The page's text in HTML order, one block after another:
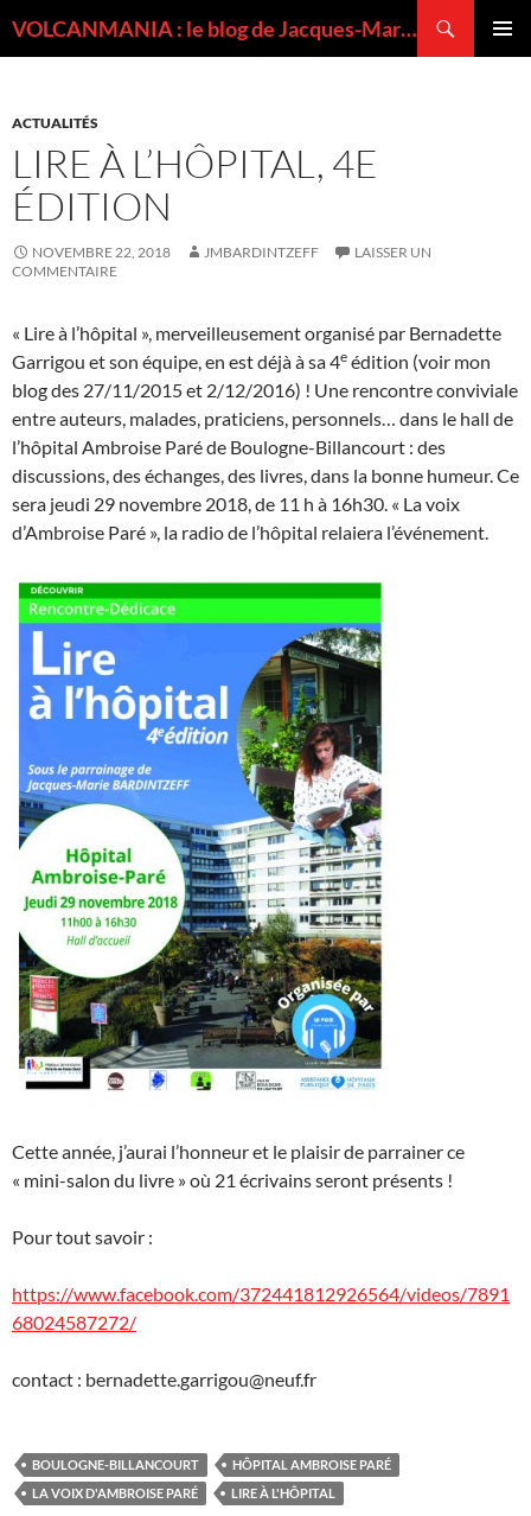
VOLCANMANIA : le blog de Jacques-Marie BARDINTZEFF, volcanologue
ACTUALITÉS
LIRE À L’HÔPITAL, 4E
ÉDITION
NOVEMBRE 22, 2018 JMBARDINTZEFF
LAISSER UN
COMMENTAIRE
« Lire à l’hôpital », merveilleusement organisé par Bernadette
Garrigou et son équipe, en est déjà à sa 4e édition (voir mon
blog des 27/11/2015 et 2/12/2016) ! Une rencontre conviviale
entre auteurs, malades, praticiens, personnels… dans le hall de
l’hôpital Ambroise Paré de Boulogne-Billancourt : des
discussions, des échanges, des livres, dans la bonne humeur. Ce
sera jeudi 29 novembre 2018, de 11 h à 16h30. « La voix
d’Ambroise Paré », la radio de l’hôpital relaiera l’événement.
Cette année, j’aurai l’honneur et le plaisir de parrainer ce
« mini-salon du livre » où 21 écrivains seront présents !
Pour tout savoir :
https://www.facebook.com/372441812926564/videos/7891
68024587272/
contact : bernadette.garrigou@neuf.fr
BOULOGNE-BILLANCOURT
HÔPITAL AMBROISE PARÉ
LA VOIX D'AMBROISE PARÉ
LIRE À L'HÔPITAL